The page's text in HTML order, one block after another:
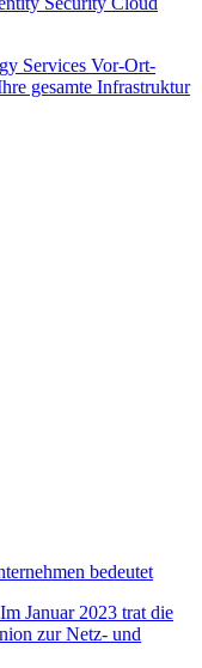
Services Vor-Ort-
gesamte Infrastruktur
bedeutet
Januar 2023 trat die
zur Netz- und